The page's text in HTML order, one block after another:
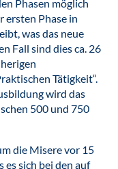
Phasen möglich
ersten Phase in
was das neue
Fall sind dies ca. 26
Tätigkeit“.
wird das
500 und 750
die Misere vor 15
es sich bei den auf